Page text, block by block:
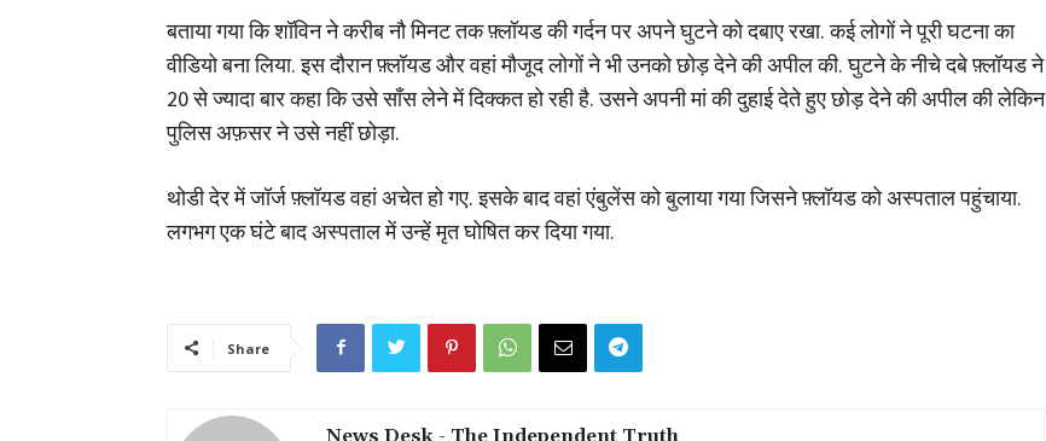
बताया गया कि शॉविन ने करीब नौ मिनट तक फ़्लॉयड की गर्दन पर अपने घुटने को दबाए रखा. कई लोगों ने पूरी घटना का
वीडियो बना लिया. इस दौरान फ़्लॉयड और वहां मौजूद लोगों ने भी उनको छोड़ देने की अपील की. घुटने के नीचे दबे फ़्लॉयड ने
20 से ज्यादा बार कहा कि उसे साँस लेने में दिक्कत हो रही है. उसने अपनी मां की दुहाई देते हुए छोड़ देने की अपील की लेकिन
पुलिस अफ़सर ने उसे नहीं छोड़ा.
थोडी देर में जॉर्ज फ़्लॉयड वहां अचेत हो गए. इसके बाद वहां एंबुलेंस को बुलाया गया जिसने फ़्लॉयड को अस्पताल पहुंचाया.
लगभग एक घंटे बाद अस्पताल में उन्हें मृत घोषित कर दिया गया.
Share
News Desk - The Independent Truth